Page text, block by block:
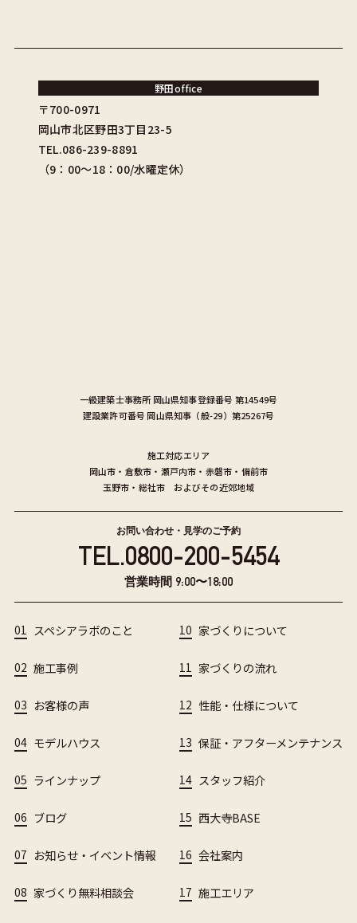
一級建築士事務所 岡山県知事登録番号 第14549号
建設業許可番号 岡山県知事（般-29）第25267号
施工対応エリア
岡山市 ・ 倉敷市 ・ 瀬戸内市 ・ 赤磐市 ・ 備前市
玉野市 ・ 総社市 およびその近郊地域
野田office
〒700-0971
岡山市北区野田3丁目23-5
TEL.086-239-8891
（9：00〜18：00/水曜定休）
お問い合わせ・見学のご予約
TEL.0800-200-5454
営業時間 9:00〜18:00
01 スペシアラボのこと
02 施工事例
03 お客様の声
04 モデルハウス
05 ラインナップ
06 ブログ
07 お知らせ・イベント情報
08 家づくり無料相談会
10 家づくりについて
11 家づくりの流れ
12 性能・仕様について
13 保証・アフターメンテナンス
14 スタッフ紹介
15 西大寺BASE
16 会社案内
17 施工エリア